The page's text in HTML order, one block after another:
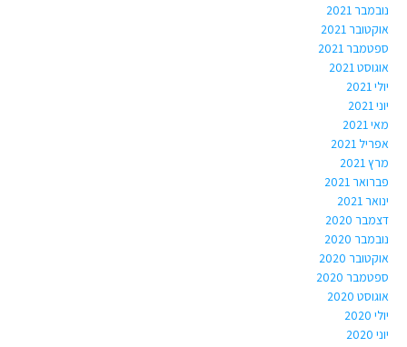
נובמבר 2021
אוקטובר 2021
ספטמבר 2021
אוגוסט 2021
יולי 2021
יוני 2021
מאי 2021
אפריל 2021
מרץ 2021
פברואר 2021
ינואר 2021
דצמבר 2020
נובמבר 2020
אוקטובר 2020
ספטמבר 2020
אוגוסט 2020
יולי 2020
יוני 2020